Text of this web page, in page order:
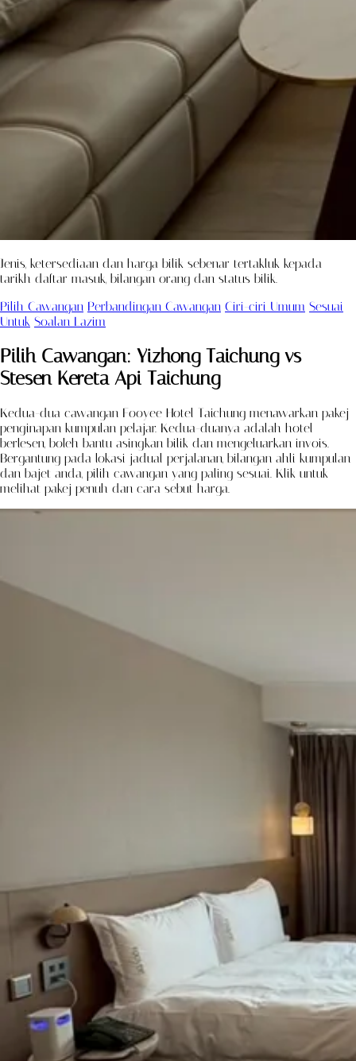
Jenis, ketersediaan dan harga bilik sebenar tertakluk kepada
tarikh daftar masuk, bilangan orang dan status bilik.
Pilih Cawangan Perbandingan Cawangan Ciri-ciri Umum Sesuai
Untuk Soalan Lazim
Pilih Cawangan: Yizhong Taichung vs
Stesen Kereta Api Taichung
Kedua-dua cawangan Fooyee Hotel Taichung menawarkan pakej
penginapan kumpulan pelajar. Kedua-duanya adalah hotel
berlesen, boleh bantu asingkan bilik dan mengeluarkan invois.
Bergantung pada lokasi jadual perjalanan, bilangan ahli kumpulan
dan bajet anda, pilih cawangan yang paling sesuai. Klik untuk
melihat pakej penuh dan cara sebut harga.